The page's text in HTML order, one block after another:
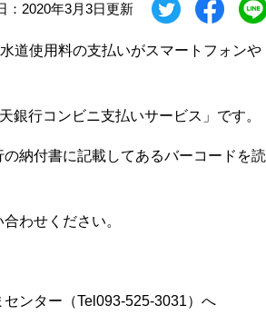
：2020年3月3日更新
道使用料の支払いがスマートフォンや
行コンビニ支払いサービス」です。
納付書に記載してあるバーコードを読
わせください。
ンター（Tel093-525-3031）へ